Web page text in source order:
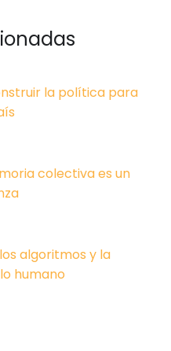
la política para
colectiva es un
algoritmos y la
humano